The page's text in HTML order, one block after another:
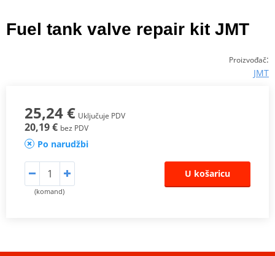
Fuel tank valve repair kit JMT
Proizvođač:
JMT
25,24 € Uključuje PDV
20,19 € bez PDV
Po narudžbi
(komand)
U košaricu